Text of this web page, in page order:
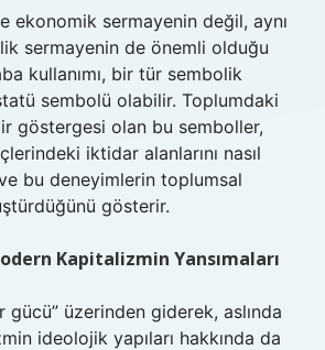
ekonomik sermayenin değil, aynı
sermayenin de önemli olduğu
kullanımı, bir tür sembolik
sembolü olabilir. Toplumdaki
göstergesi olan bu semboller,
iktidar alanlarını nasıl
bu deneyimlerin toplumsal
gösterir.
Kapitalizmin Yansımaları
gücü” üzerinden giderek, aslında
ideolojik yapıları hakkında da